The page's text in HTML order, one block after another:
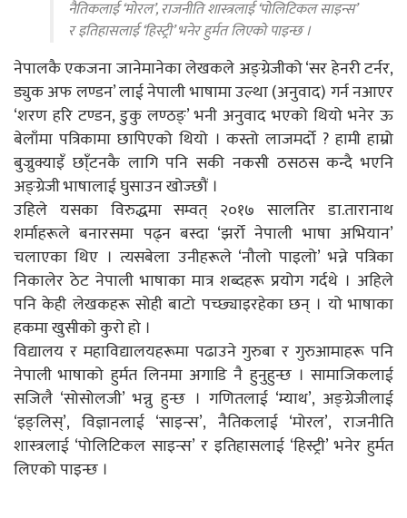
नैतिकलाई ‘मोरल’, राजनीति शास्त्रलाई ‘पोलिटिकल साइन्स’
र इतिहासलाई ‘हिस्ट्री’ भनेर हुर्मत लिएको पाइन्छ ।
नेपालकै एकजना जानेमानेका लेखकले अङ्ग्रेजीको ‘सर हेनरी टर्नर,
ड्युक अफ लण्डन’ लाई नेपाली भाषामा उल्था (अनुवाद) गर्न नआएर
‘शरण हरि टण्डन, डुकु लण्ठङ्’ भनी अनुवाद भएको थियो भनेर ऊ
बेलाँमा पत्रिकामा छापिएको थियो । कस्तो लाजमर्दो ? हामी हाम्रो
बुज्रुक्याइँ छा्ँटनकै लागि पनि सकी नकसी ठसठस कन्दै भएनि
अङ्ग्रेजी भाषालाई घुसाउन खोज्छौं ।
उहिले यसका विरुद्धमा सम्वत् २०१७ सालतिर डा.तारानाथ
शर्माहरूले बनारसमा पढ्न बस्दा ‘झर्रो नेपाली भाषा अभियान’
चलाएका थिए । त्यसबेला उनीहरूले ‘नौलो पाइलो’ भन्ने पत्रिका
निकालेर ठेट नेपाली भाषाका मात्र शब्दहरू प्रयोग गर्दथे । अहिले
पनि केही लेखकहरू सोही बाटो पच्छ्याइरहेका छन् । यो भाषाका
हकमा खुसीको कुरो हो ।
विद्यालय र महाविद्यालयहरूमा पढाउने गुरुबा र गुरुआमाहरू पनि
नेपाली भाषाको हुर्मत लिनमा अगाडि नै हुनुहुन्छ । सामाजिकलाई
सजिलै ‘सोसोलजी’ भन्नु हुन्छ । गणितलाई ‘म्याथ’, अङ्ग्रेजीलाई
‘इङ्लिस्’, विज्ञानलाई ‘साइन्स’, नैतिकलाई ‘मोरल’, राजनीति
शास्त्रलाई ‘पोलिटिकल साइन्स’ र इतिहासलाई ‘हिस्ट्री’ भनेर हुर्मत
लिएको पाइन्छ ।